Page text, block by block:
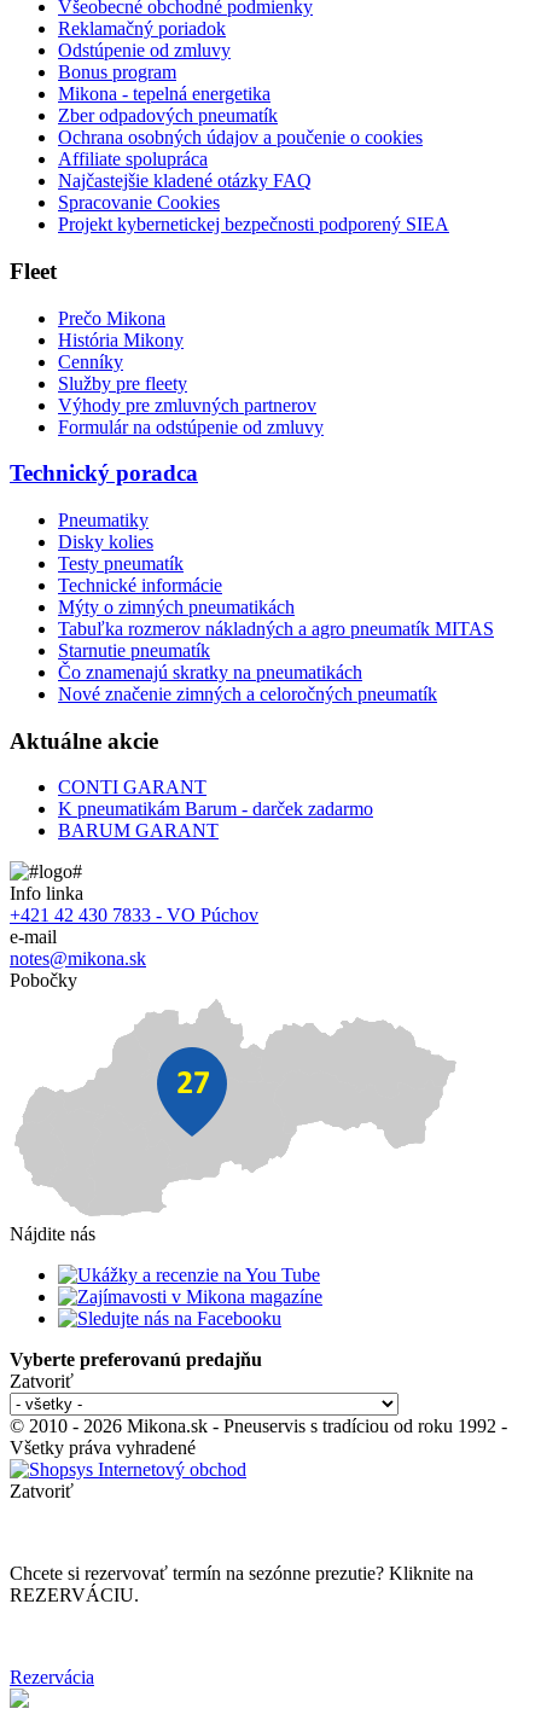
Všeobecné obchodné podmienky
Reklamačný poriadok
Odstúpenie od zmluvy
Bonus program
Mikona - tepelná energetika
Zber odpadových pneumatík
Ochrana osobných údajov a poučenie o cookies
Affiliate spolupráca
Najčastejšie kladené otázky FAQ
Spracovanie Cookies
Projekt kybernetickej bezpečnosti podporený SIEA
Fleet
Prečo Mikona
História Mikony
Cenníky
Služby pre fleety
Výhody pre zmluvných partnerov
Formulár na odstúpenie od zmluvy
Technický poradca
Pneumatiky
Disky kolies
Testy pneumatík
Technické informácie
Mýty o zimných pneumatikách
Tabuľka rozmerov nákladných a agro pneumatík MITAS
Starnutie pneumatík
Čo znamenajú skratky na pneumatikách
Nové značenie zimných a celoročných pneumatík
Aktuálne akcie
CONTI GARANT
K pneumatikám Barum - darček zadarmo
BARUM GARANT
Info linka
+421 42 430 7833 - VO Púchov
e-mail
notes@mikona.sk
Pobočky
Nájdite nás
Vyberte preferovanú predajňu
Zatvoriť
© 2010 - 2026 Mikona.sk - Pneuservis s tradíciou od roku 1992 -
Všetky práva vyhradené
Zatvoriť
Chcete si rezervovať termín na sezónne prezutie? Kliknite na
REZERVÁCIU.
Rezervácia